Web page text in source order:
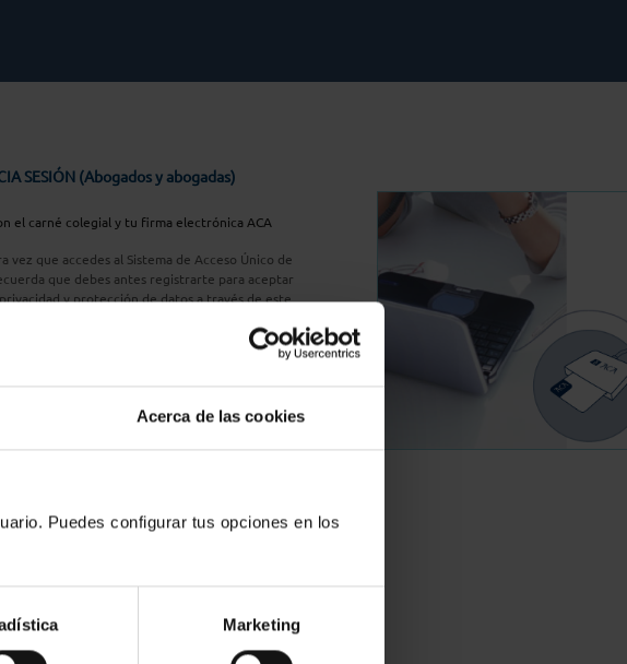
Acerca de las cookies
Puedes configurar tus opciones en los
Marketing
SESIÓN (Abogados y abogadas)
el carné colegial y tu firma electrónica ACA
vez que accedes al Sistema de Acceso Único de
que debes antes registrarte para aceptar
y protección de datos a través de este
Entrar con ACA Plus